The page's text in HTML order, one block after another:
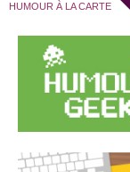
HUMOUR À LA CARTE